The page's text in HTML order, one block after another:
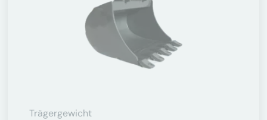
Trägergewicht